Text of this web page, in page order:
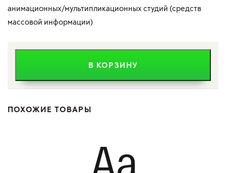
анимационных/мультипликационных студий (средств
массовой информации)
RF
В КОРЗИНУ
ПОХОЖИЕ ТОВАРЫ